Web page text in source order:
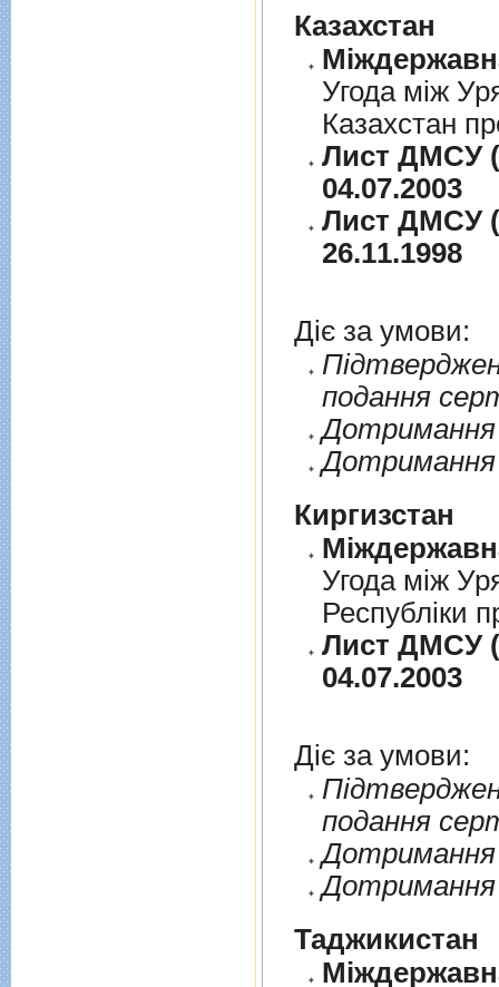
Казахстан
Угода між
Казахстан
Лист ДМСУ
04.07.2003
Лист ДМСУ
26.11.1998
Діє за умови:
подання
Дотримання
Дотримання
Киргизстан
Угода між
Республіки
Лист ДМСУ
04.07.2003
Діє за умови:
подання
Дотримання
Дотримання
Таджикистан